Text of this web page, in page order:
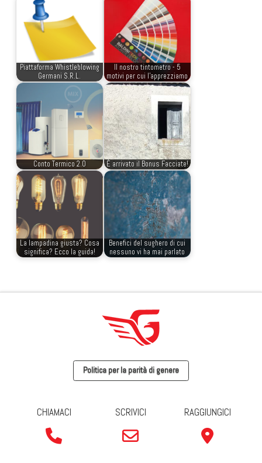
Piattaforma Whistleblowing
Germani S.R.L.
Il nostro tintometro - 5
motivi per cui l'apprezziamo
Conto Termico 2.0 È arrivato il Bonus Facciate!
La lampadina giusta? Cosa
significa? Ecco la guida!
Benefici del sughero di cui
nessuno vi ha mai parlato
Politica per la parità di genere
CHIAMACI SCRIVICI RAGGIUNGICI